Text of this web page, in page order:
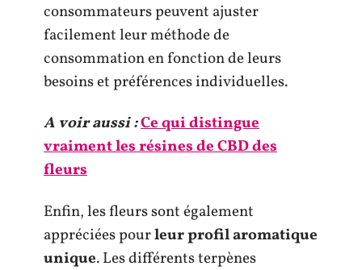
consommateurs peuvent ajuster
facilement leur méthode de
consommation en fonction de leurs
besoins et préférences individuelles.
A voir aussi :Ce qui distingue
vraiment les résines de CBD des
fleurs
Enfin, les fleurs sont également
appréciées pourleurprofil aromatique
unique. Les différents terpènes